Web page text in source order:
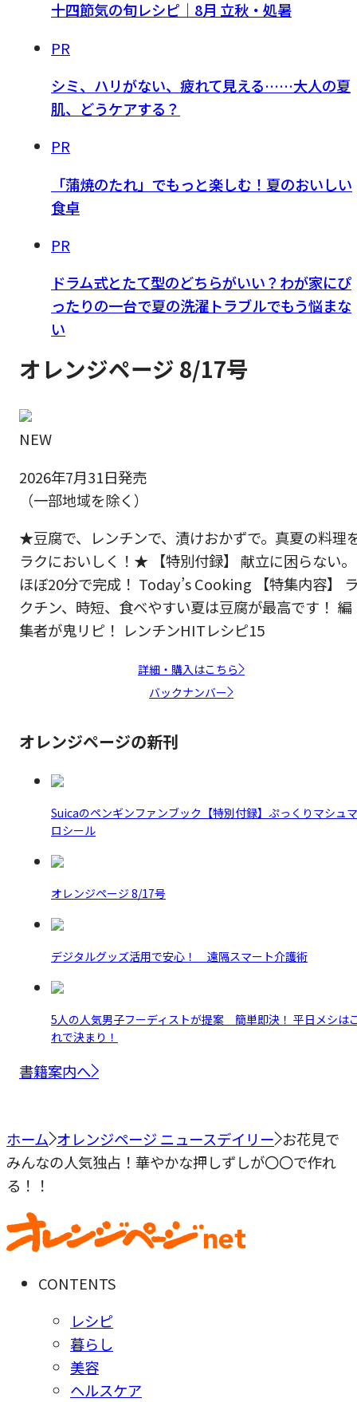
十四節気の旬レシピ｜8月 立秋・処暑
PR
シミ、ハリがない、疲れて見える……大人の夏
肌、どうケアする？
PR
「蒲焼のたれ」でもっと楽しむ！夏のおいしい
食卓
PR
ドラム式とたて型のどちらがいい？わが家にぴ
ったりの一台で夏の洗濯トラブルでもう悩まな
い
オレンジページ 8/17号
NEW
2026年7月31日発売
（一部地域を除く）
★豆腐で、レンチンで、漬けおかずで。真夏の料理
ラクにおいしく！★ 【特別付録】 献立に困らない。
ほぼ20分で完成！ Today’s Cooking 【特集内容】
クチン、時短、食べやすい夏は豆腐が最高です！ 編
集者が鬼リピ！ レンチンHITレシピ15
詳細・購入はこちら
バックナンバー
オレンジページの新刊
Suicaのペンギンファンブック【特別付録】ぷっくりマシュマ
ロシール
オレンジページ 8/17号
デジタルグッズ活用で安心！ 遠隔スマート介護術
5人の人気男子フーディストが提案 簡単即決！ 平日メシは
れで決まり！
書籍案内へ
ホーム オレンジページ ニュースデイリー お花見で
みんなの人気独占！華やかな押しずしが〇〇で作れ
る！！
CONTENTS
レシピ
暮らし
美容
ヘルスケア